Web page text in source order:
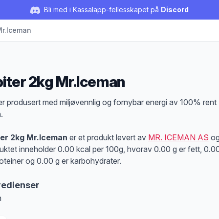
Bli med i Kassalapp-fellesskapet på Discord
2kg Mr.Iceman
produsert med miljøvennlig og fornybar energi av 100% rent
2kg Mr.Iceman er et produkt levert av MR. ICEMAN AS og
inneholder 0.00 kcal per 100g, hvorav 0.00 g er fett,
og 0.00 g er karbohydrater.